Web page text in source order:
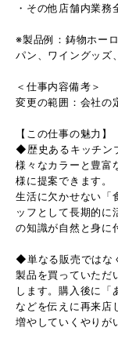
・その他店舗内業務
※製品例：鋳物ホー
パン、ワイングッズ
＜仕事内容備考＞
変更の範囲：会社の
【この仕事の魅力】
◆歴史あるキッチン
様々なカラーと豊富
様に提案できます。
生活に欠かせない「
ッフとして長期的に
の知識が自然と身に
◆単なる販売ではな
製品を買っていただ
します。購入後に「
などを伝えに再来店
増やしていくやりが